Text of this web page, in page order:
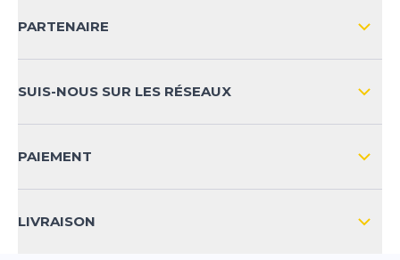
CONTACT
SÉCURITÉ DES PRODUITS
PARTENAIRE
SUIS-NOUS SUR LES RÉSEAUX
PAIEMENT
LIVRAISON